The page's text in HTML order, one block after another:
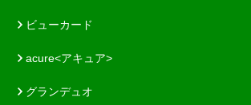
ビューカード
acure<アキュア>
グランデュオ